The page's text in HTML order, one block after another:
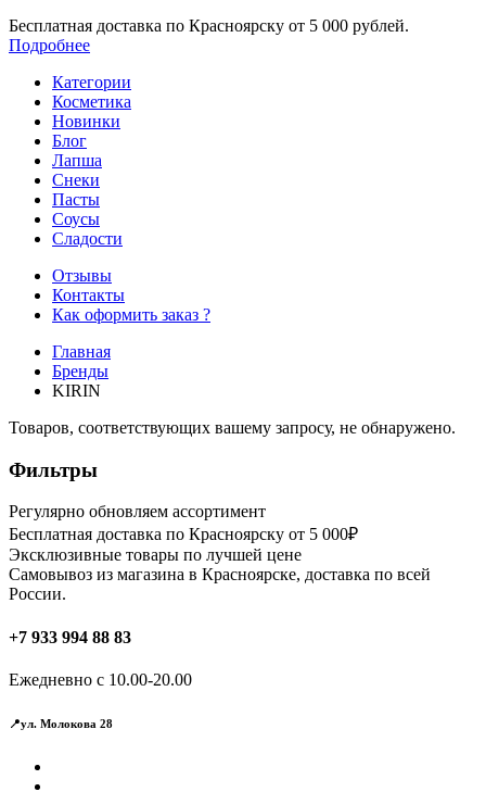
Бесплатная доставка по Красноярску от 5 000 рублей.
Подробнее
Категории
Косметика
Новинки
Блог
Лапша
Снеки
Пасты
Соусы
Сладости
Отзывы
Контакты
Как оформить заказ ?
Главная
Бренды
KIRIN
Товаров, соответствующих вашему запросу, не обнаружено.
Фильтры
Регулярно обновляем ассортимент
Бесплатная доставка по Красноярску от 5 000₽
Эксклюзивные товары по лучшей цене
Самовывоз из магазина в Красноярске, доставка по всей
России.
+7 933 994 88 83
Ежедневно с 10.00-20.00
📍ул. Молокова 28